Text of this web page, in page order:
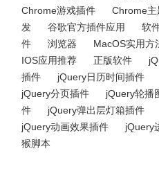
Chrome游戏插件
Chrome主
发
谷歌官方插件应用 软
件
浏览器 MacOS实用方
IOS应用推荐
正版软件
插件
jQuery日历时间插件
jQuery分页插件
jQuery轮播
件
jQuery弹出层灯箱插件
jQuery动画效果插件
jQuery
猴脚本